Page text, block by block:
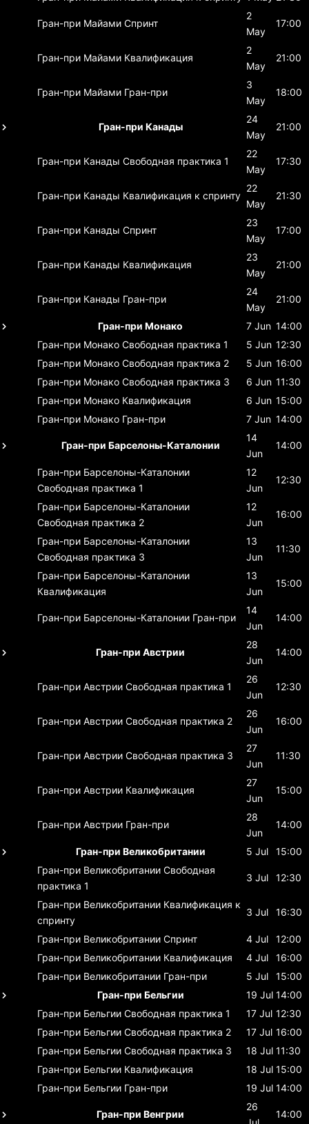
Гран-при Майами Спринт
2
May
17:00
Гран-при Майами Квалификация
2
May
21:00
Гран-при Майами Гран-при
3
May
18:00
Гран-при Канады
24
May
21:00
Гран-при Канады Свободная практика 1
22
May
17:30
Гран-при Канады Квалификация к спринту
22
May
21:30
Гран-при Канады Спринт
23
May
17:00
Гран-при Канады Квалификация
23
May
21:00
Гран-при Канады Гран-при
24
May
21:00
Гран-при Монако 7 Jun 14:00
Гран-при Монако Свободная практика 1 5 Jun 12:30
Гран-при Монако Свободная практика 2 5 Jun 16:00
Гран-при Монако Свободная практика 3 6 Jun 11:30
Гран-при Монако Квалификация 6 Jun 15:00
Гран-при Монако Гран-при 7 Jun 14:00
Гран-при Барселоны-Каталонии
14
Jun
14:00
Гран-при Барселоны-Каталонии
Свободная практика 1
12
Jun
12:30
Гран-при Барселоны-Каталонии
Свободная практика 2
12
Jun
16:00
Гран-при Барселоны-Каталонии
Свободная практика 3
13
Jun
11:30
Гран-при Барселоны-Каталонии
Квалификация
13
Jun
15:00
Гран-при Барселоны-Каталонии Гран-при
14
Jun
14:00
Гран-при Австрии
28
Jun
14:00
Гран-при Австрии Свободная практика 1
26
Jun
12:30
Гран-при Австрии Свободная практика 2
26
Jun
16:00
Гран-при Австрии Свободная практика 3
27
Jun
11:30
Гран-при Австрии Квалификация
27
Jun
15:00
Гран-при Австрии Гран-при
28
Jun
14:00
Гран-при Великобритании 5 Jul
15:00
Гран-при Великобритании Свободная
практика 1
3 Jul 12:30
Гран-при Великобритании Квалификация к
спринту
3 Jul 16:30
Гран-при Великобритании Спринт 4 Jul
12:00
Гран-при Великобритании Квалификация 4 Jul
16:00
Гран-при Великобритании Гран-при 5 Jul
15:00
Гран-при Бельгии
19 Jul 14:00
Гран-при Бельгии Свободная практика 1 17 Jul 12:30
Гран-при Бельгии Свободная практика 2 17 Jul 16:00
Гран-при Бельгии Свободная практика 3 18 Jul 11:30
Гран-при Бельгии Квалификация 18 Jul 15:00
Гран-при Бельгии Гран-при 19 Jul 14:00
Гран-при Венгрии
26
14:00